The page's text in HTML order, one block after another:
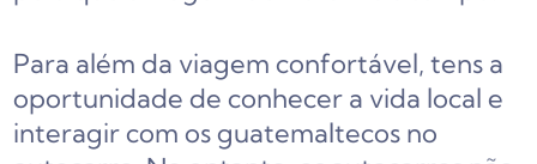
Para além da viagem confortável, tens a
oportunidade de conhecer a vida local e
interagir com os guatemaltecos no